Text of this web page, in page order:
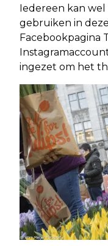
Iedereen kan
gebruiken in
Facebookpagina
ingezet om het